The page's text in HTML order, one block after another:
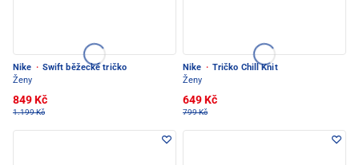
Nike · Swift běžecké tričko
Ženy
849 Kč
1.199 Kč
Nike · Tričko Chill Knit
Ženy
649 Kč
799 Kč